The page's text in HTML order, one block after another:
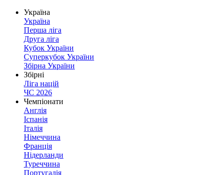
Україна
Україна
Перша ліга
Друга ліга
Кубок України
Суперкубок України
Збірна України
Збірні
Ліга націй
ЧС 2026
Чемпіонати
Англія
Іспанія
Італія
Німеччина
Франція
Нідерланди
Туреччина
Португалія